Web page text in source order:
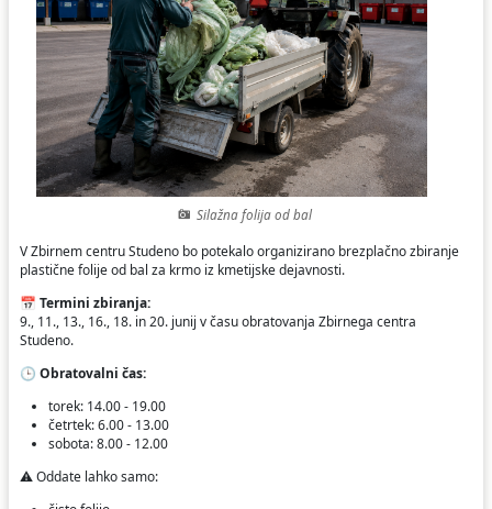
Silažna folija od bal
V Zbirnem centru Studeno bo potekalo organizirano brezplačno zbiranje
plastične folije od bal za krmo iz kmetijske dejavnosti.
📅 Termini zbiranja:
9., 11., 13., 16., 18. in 20. junij v času obratovanja Zbirnega centra
Studeno.
🕒 Obratovalni čas:
torek: 14.00 - 19.00
četrtek: 6.00 - 13.00
sobota: 8.00 - 12.00
⚠️ Oddate lahko samo:
Ceniki
Fotogalerija
Varstvo osebnih podatkov
Katalog informacij javnega značaja
Proračun občine
Koledar odvoza odpadkov
Varuhov kotiček
Uradni dokumenti in povezave